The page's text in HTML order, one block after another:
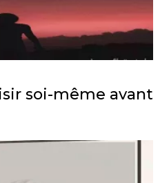
soi-même avant